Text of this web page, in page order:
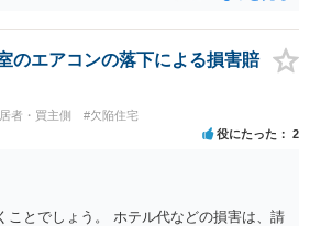
の範囲に該当することを主張・疎明してい
うべきは、領収書などの損害を直接的に証
当の損害項目が、法律上の損害賠償請求の
する前例（判例等）を調査するという形に
さんが自身で行うことが困難であれば、最
行かれることをお勧めします。
のエアコンの落下による損害賠
者・買主側 #欠陥住宅
役にたった 2
ことでしょう。 ホテル代などの損害は、請